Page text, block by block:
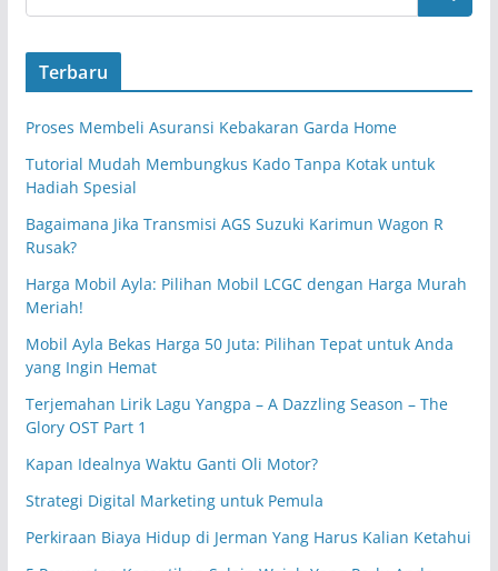
Terbaru
Proses Membeli Asuransi Kebakaran Garda Home
Tutorial Mudah Membungkus Kado Tanpa Kotak untuk
Hadiah Spesial
Bagaimana Jika Transmisi AGS Suzuki Karimun Wagon R
Rusak?
Harga Mobil Ayla: Pilihan Mobil LCGC dengan Harga Murah
Meriah!
Mobil Ayla Bekas Harga 50 Juta: Pilihan Tepat untuk Anda
yang Ingin Hemat
Terjemahan Lirik Lagu Yangpa – A Dazzling Season – The
Glory OST Part 1
Kapan Idealnya Waktu Ganti Oli Motor?
Strategi Digital Marketing untuk Pemula
Perkiraan Biaya Hidup di Jerman Yang Harus Kalian Ketahui